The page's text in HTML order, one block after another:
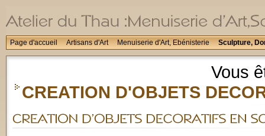
Page d'accueil Artisans d'Art Menuiserie d'Art, Ebénisterie Sculpture,
Vous
CREATION D'OBJETS